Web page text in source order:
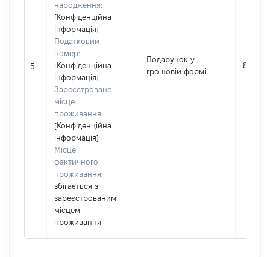
5
народження:
[Конфіденційна
інформація]
Податковий
номер:
[Конфіденційна
інформація]
Зареєстроване
місце
проживання:
[Конфіденційна
інформація]
Місце
фактичного
проживання:
збігається з
зареєстрованим
місцем
проживання
Подарунок у
грошовій формі